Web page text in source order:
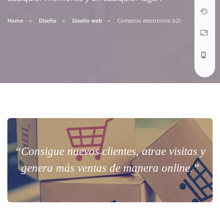
Home Diseño Diseño web Comercio electronico b2c
“Consigue nuevos clientes, atrae visitas y
genera más ventas de manera online.”
ABRIR TICKET